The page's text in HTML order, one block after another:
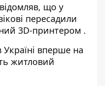
що у
пересадили
3D-принтером .
вперше на
житловий